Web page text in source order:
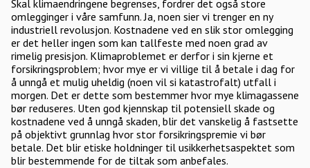
Skal klimaendringene begrenses, fordrer det også store
omlegginger i våre samfunn. Ja, noen sier vi trenger en ny
industriell revolusjon. Kostnadene ved en slik stor omlegging
er det heller ingen som kan tallfeste med noen grad av
rimelig presisjon. Klimaproblemet er derfor i sin kjerne et
forsikringsproblem; hvor mye er vi villige til å betale i dag for
å unngå et mulig uheldig (noen vil si katastrofalt) utfall i
morgen. Det er dette som bestemmer hvor mye klimagassene
bør reduseres. Uten god kjennskap til potensiell skade og
kostnadene ved å unngå skaden, blir det vanskelig å fastsette
på objektivt grunnlag hvor stor forsikringspremie vi bør
betale. Det blir etiske holdninger til usikkerhetsaspektet som
blir bestemmende for de tiltak som anbefales.